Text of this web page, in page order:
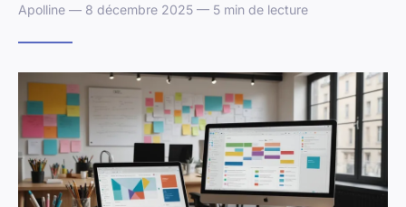
Apolline — 8 décembre 2025 — 5 min de lecture